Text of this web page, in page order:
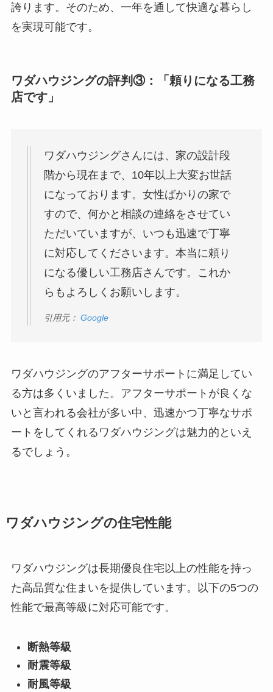
誇ります。そのため、一年を通して快適な暮らし
を実現可能です。
ワダハウジングの評判③：「頼りになる工務
店です」
ワダハウジングさんには、家の設計段
階から現在まで、10年以上大変お世話
になっております。女性ばかりの家で
すので、何かと相談の連絡をさせてい
ただいていますが、いつも迅速で丁寧
に対応してくださいます。本当に頼り
になる優しい工務店さんです。これか
らもよろしくお願いします。
引用元： Google
ワダハウジングのアフターサポートに満足してい
る方は多くいました。アフターサポートが良くな
いと言われる会社が多い中、迅速かつ丁寧なサポ
ートをしてくれるワダハウジングは魅力的といえ
るでしょう。
ワダハウジングの住宅性能
ワダハウジングは長期優良住宅以上の性能を持っ
た高品質な住まいを提供しています。以下の5つの
性能で最高等級に対応可能です。
断熱等級
耐震等級
耐風等級